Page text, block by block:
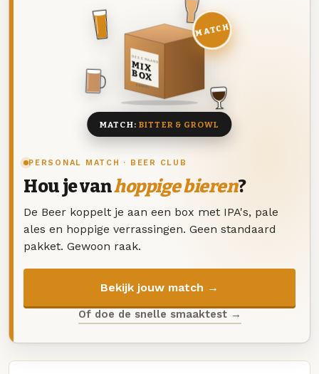
PERSONAL MATCH · BEER CLUB
Hou je vanhoppige bieren?
De Beer koppelt je aan een box met IPA's, pale
ales en hoppige verrassingen. Geen standaard
pakket. Gewoon raak.
Bekijk jouw match →
Of doe de snelle smaaktest →
DEZE MAAND
MIX
BOX
8 BIEREN
MATCH
MATCH: BITTER & GROWL